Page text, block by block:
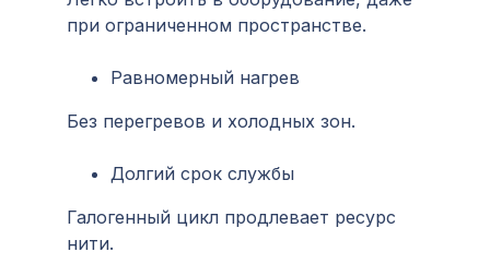
при ограниченном пространстве.
Равномерный нагрев
Без перегревов и холодных зон.
Долгий срок службы
Галогенный цикл продлевает ресурс
нити.